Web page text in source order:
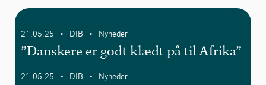
21.05.25 • DIB • Nyheder
”Danskere er godt klædt på til Afrika”
21.05.25 • DIB • Nyheder